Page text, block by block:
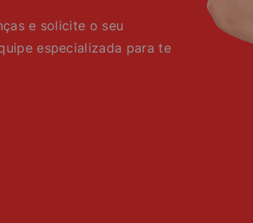
e solicite o seu
especializada para te